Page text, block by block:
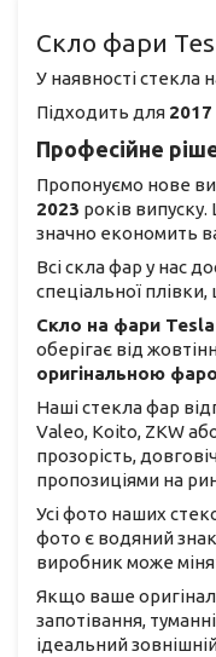
Скло фари
У наявності стекла
Підходить для
Професійне
Пропонуємо нове
2023 років
значно економить
Всі скла фар у нас
спеціальної
Скло на фари Tesla
оберігає від
оригінальною
Наші стекла фар
Valeo, Koito, ZKW
прозорість,
пропозиціями на
Усі фото наших
фото є водяний
виробник може
Якщо ваше
запотівання,
ідеальний